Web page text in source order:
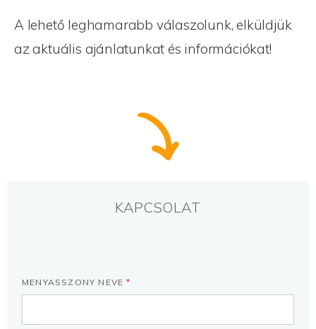
A lehető leghamarabb válaszolunk, elküldjük
az aktuális ajánlatunkat és információkat!
KAPCSOLAT
MENYASSZONY NEVE*